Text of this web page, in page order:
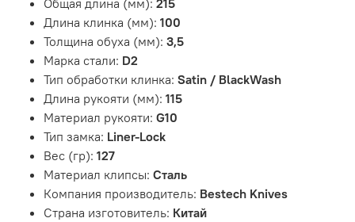
Общая длина (мм): 215
Длина клинка (мм): 100
Толщина обуха (мм): 3,5
Марка стали: D2
Тип обработки клинка: Satin / BlackWash
Длина рукояти (мм): 115
Материал рукояти: G10
Тип замка: Liner-Lock
Вес (гр): 127
Материал клипсы: Сталь
Компания производитель: Bestech Knives
Страна изготовитель: Китай